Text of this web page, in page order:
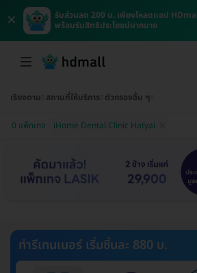
×
รับส่วนลด 200 บ. เพียงโหลดแอป
พร้อมรับสิทธิประโยชน์มากมาย
เรียงตาม สถานที่ให้บริการ ตัวกรองอื่น ๆ
0 แพ็กเกจ iHome Dental Clinic Hatyai
ทำรีเทนเนอร์ เริ่มชิ้นละ 880 บ.